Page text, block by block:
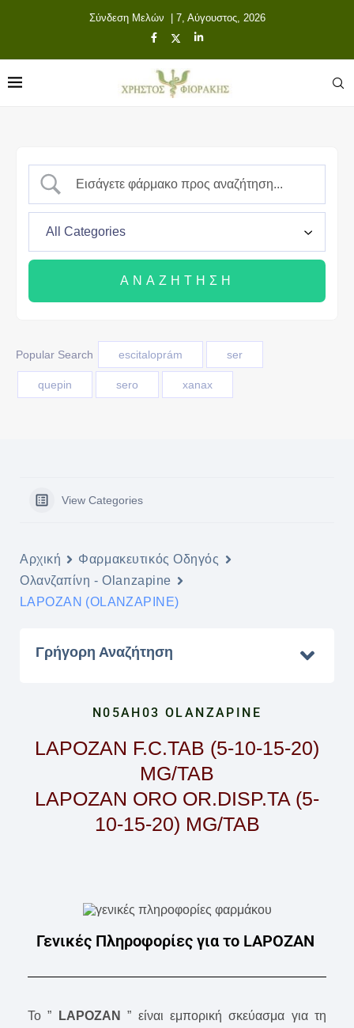
Σύνδεση Μελών | 7, Αύγουστος, 2026
Popular Search escitaloprám ser
quepin sero xanax
View Categories
Αρχική
Φαρμακευτικός Οδηγός
Ολανζαπίνη - Olanzapine
LAPOZAN (OLANZAPINE)
Γρήγορη Αναζήτηση
N05AH03 OLANZAPINE
LAPOZAN F.C.TAB (5-10-15-20)
MG/TAB
LAPOZAN ORO OR.DISP.TA (5-
10-15-20) MG/TAB
Γενικές Πληροφορίες για το LAPOZAN
Το ” LAPOZAN” είναι εμπορική σκεύασμα για τη